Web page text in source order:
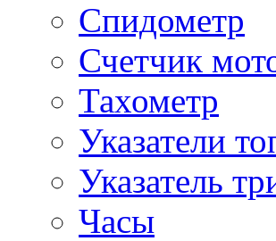
Спидометр
Счетчик
Тахометр
Указатели
Указатель
Часы